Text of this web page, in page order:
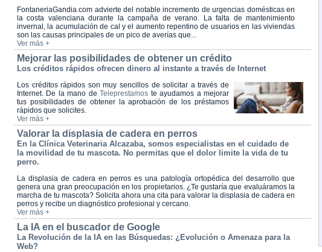
FontaneriaGandia.com advierte del notable incremento de urgencias domésticas en
la costa valenciana durante la campaña de verano. La falta de mantenimiento
invernal, la acumulación de cal y el aumento repentino de usuarios en las viviendas
son las causas principales de un pico de averías que...
Ver más +
Mejorar las posibilidades de obtener un crédito
Los créditos rápidos ofrecen dinero al instante a través de Internet
Los créditos rápidos son muy sencillos de solicitar a través de
Internet. De la mano deTeleprestamos te ayudamos a mejorar
tus posibilidades de obtener la aprobación de los préstamos
rápidos que solicites.
Ver más +
Valorar la displasia de cadera en perros
En la Clínica Veterinaria Alcazaba, somos especialistas en el cuidado de
la movilidad de tu mascota. No permitas que el dolor limite la vida de tu
perro.
La displasia de cadera en perros es una patología ortopédica del desarrollo que
genera una gran preocupación en los propietarios. ¿Te gustaría que evaluáramos la
marcha de tu mascota? Solicita ahora una cita para valorar la displasia de cadera en
perros y recibe un diagnóstico profesional y cercano.
Ver más +
La IA en el buscador de Google
La Revolución de la IA en las Búsquedas: ¿Evolución o Amenaza para la
Web?